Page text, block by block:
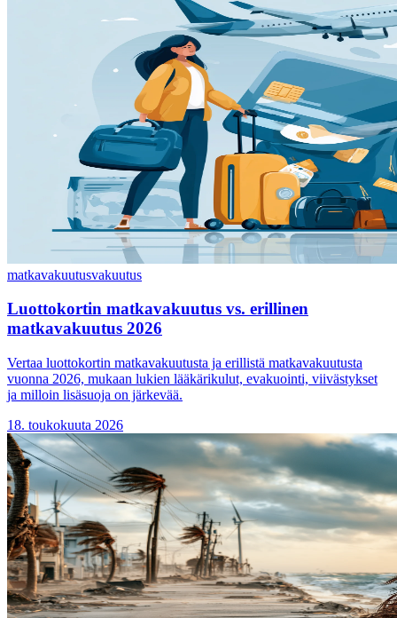
matkavakuutusvakuutus
Luottokortin matkavakuutus vs. erillinen
matkavakuutus 2026
Vertaa luottokortin matkavakuutusta ja erillistä matkavakuutusta
vuonna 2026, mukaan lukien lääkärikulut, evakuointi, viivästykset
ja milloin lisäsuoja on järkevää.
18. toukokuuta 2026